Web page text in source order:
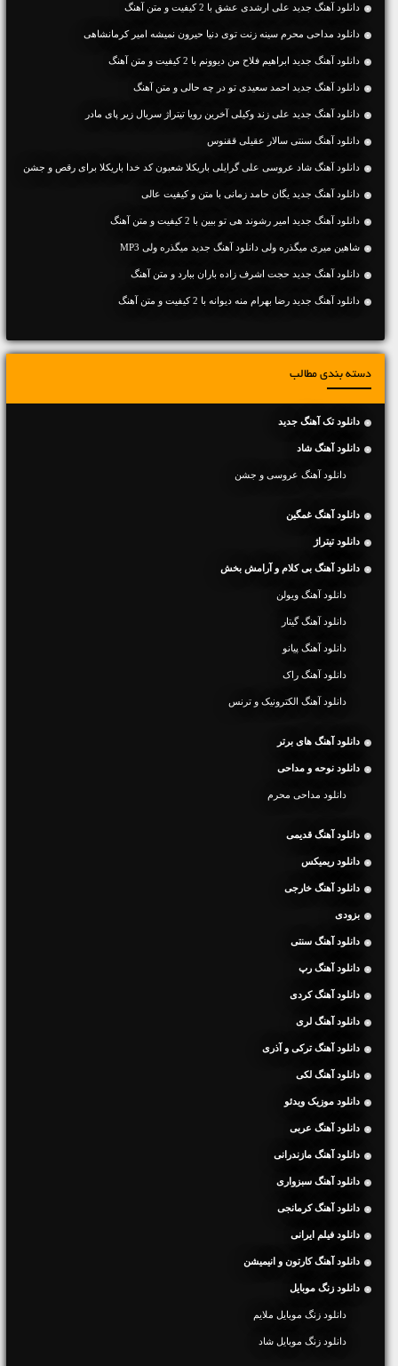
دانلود آهنگ جديد علی ارشدی عشق با 2 کیفیت و متن آهنگ
دانلود مداحی محرم سینه زنت توی دنیا حیرون نمیشه امیر کرمانشاهی
دانلود آهنگ جديد ابراهیم فلاح من دیوونم با 2 کیفیت و متن آهنگ
دانلود آهنگ جديد احمد سعیدی تو در چه حالی و متن آهنگ
دانلود آهنگ جدید علی زند وکیلی آخرین رویا تیتراژ سریال زیر پای مادر
دانلود آهنگ سنتی سالار عقیلی ققنوس
دانلود آهنگ شاد عروسی علی گرایلی باریکلا شعبون کد خدا باریکلا برای رقص و جشن
دانلود آهنگ جديد یگان حامد زمانی با متن و کیفیت عالی
دانلود آهنگ جديد امیر رشوند هی تو ببین با 2 کیفیت و متن آهنگ
شاهین میری میگذره ولی دانلود آهنگ جدید میگذره ولی MP3
دانلود آهنگ جديد حجت اشرف زاده باران ببارد و متن آهنگ
دانلود آهنگ جديد رضا بهرام منه دیوانه با 2 کیفیت و متن آهنگ
دسته بندی مطالب
دانلود تک آهنگ جدید
دانلود آهنگ شاد
دانلود آهنگ عروسی و جشن
دانلود آهنگ غمگین
دانلود تیتراژ
دانلود آهنگ بی کلام و آرامش بخش
دانلود آهنگ ویولن
دانلود آهنگ گیتار
دانلود آهنگ پیانو
دانلود آهنگ راک
دانلود آهنگ الکترونیک و ترنس
دانلود آهنگ های برتر
دانلود نوحه و مداحی
دانلود مداحی محرم
دانلود آهنگ قدیمی
دانلود ریمیکس
دانلود آهنگ خارجی
بزودی
دانلود آهنگ سنتی
دانلود آهنگ رپ
دانلود آهنگ کردی
دانلود آهنگ لری
دانلود آهنگ ترکی و آذری
دانلود آهنگ لکی
دانلود موزیک ویدئو
دانلود آهنگ عربی
دانلود آهنگ مازندرانی
دانلود آهنگ سبزواری
دانلود آهنگ کرمانجی
دانلود فیلم ایرانی
دانلود آهنگ کارتون و انیمیشن
دانلود زنگ موبایل
دانلود زنگ موبایل ملایم
دانلود زنگ موبایل شاد